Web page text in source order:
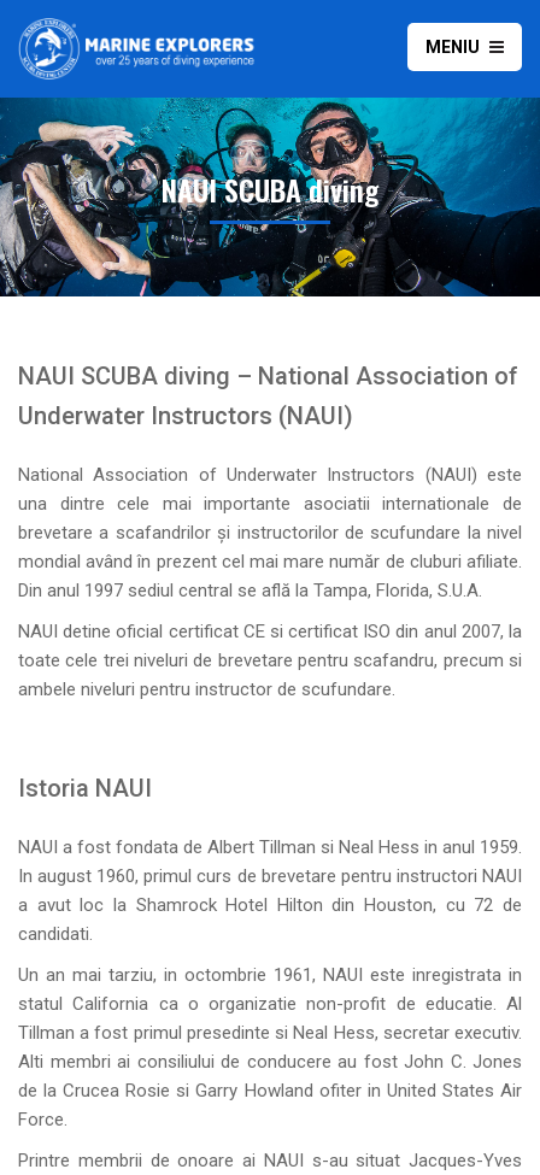
MENIU
NAUI SCUBA diving
NAUI SCUBA diving – National Association of
Underwater Instructors (NAUI)
National Association of Underwater Instructors (NAUI) este
una dintre cele mai importante asociatii internationale de
brevetare a scafandrilor și instructorilor de scufundare la nivel
mondial având în prezent cel mai mare număr de cluburi afiliate.
Din anul 1997 sediul central se află la Tampa, Florida, S.U.A.
NAUI detine oficial certificat CE si certificat ISO din anul 2007, la
toate cele trei niveluri de brevetare pentru scafandru, precum si
ambele niveluri pentru instructor de scufundare.
Istoria NAUI
NAUI a fost fondata de Albert Tillman si Neal Hess in anul 1959.
In august 1960, primul curs de brevetare pentru instructori NAUI
a avut loc la Shamrock Hotel Hilton din Houston, cu 72 de
candidati.
Un an mai tarziu, in octombrie 1961, NAUI este inregistrata in
statul California ca o organizatie non-profit de educatie. Al
Tillman a fost primul presedinte si Neal Hess, secretar executiv.
Alti membri ai consiliului de conducere au fost John C. Jones
de la Crucea Rosie si Garry Howland ofiter in United States Air
Force.
Printre membrii de onoare ai NAUI s-au situat Jacques-Yves